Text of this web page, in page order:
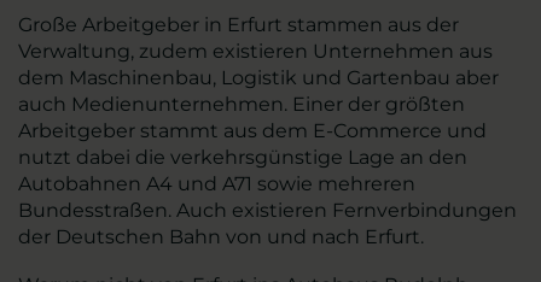
Große Arbeitgeber in Erfurt stammen aus der
Verwaltung, zudem existieren Unternehmen aus
dem Maschinenbau, Logistik und Gartenbau aber
auch Medienunternehmen. Einer der größten
Arbeitgeber stammt aus dem E-Commerce und
nutzt dabei die verkehrsgünstige Lage an den
Autobahnen A4 und A71 sowie mehreren
Bundesstraßen. Auch existieren Fernverbindungen
der Deutschen Bahn von und nach Erfurt.